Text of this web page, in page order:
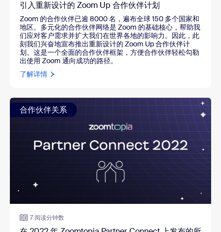
引入重新设计的 Zoom Up 合作伙伴计划
Zoom 的合作伙伴已逾 8000 名，遍布全球 150 多个国家和
地区。多元化的合作伙伴网络是 Zoom 的基础核心，帮助我
们应对客户需求并扩大我们在世界各地的影响力。因此，此
刻我们兴奋地宣布推出重新设计的 Zoom Up 合作伙伴计
划。这是一个全面的合作伙伴框架，方便合作伙伴轻松勾勒
出使用 Zoom 通向成功的路径。
了解详情
合作伙伴关系
7 阅读分钟数